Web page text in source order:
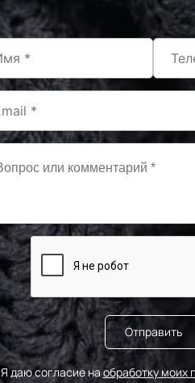
Отправить
Я даю согласие наобработку моих